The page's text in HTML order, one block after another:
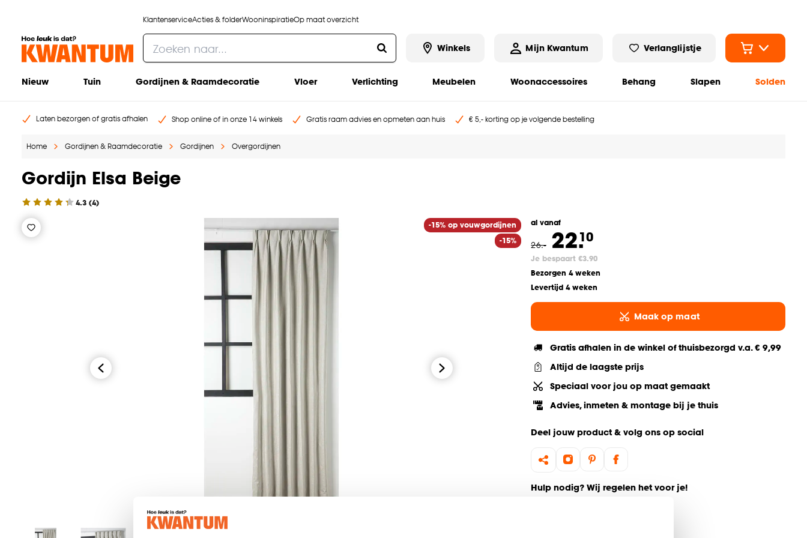
KlantenserviceActies & folderWooninspiratieOp maat overzicht
Winkels Mijn Kwantum Verlanglijstje
Nieuw Tuin Gordijnen & Raamdecoratie Vloer Verlichting Meubelen Woonaccessoires Behang Slapen Solden
Laten bezorgen of gratis afhalen Shop online of in onze 14 winkels Gratis raam advies en opmeten aan huis € 5,- korting op je volgende bestelling
Home Gordijnen & Raamdecoratie Gordijnen Overgordijnen
Gordijn Elsa Beige
4.3 (4)
-15% op vouwgordijnen
-15%
al vanaf
26.- 22.10
Je bespaart €3.90
Bezorgen 4 weken
Levertijd 4 weken
Maak op maat
Gratis afhalen in de winkel of thuisbezorgd v.a. € 9,99
Altijd de laagste prijs
Speciaal voor jou op maat gemaakt
Advies, inmeten & montage bij je thuis
Deel jouw product & volg ons op social
Hulp nodig? Wij regelen het voor je!